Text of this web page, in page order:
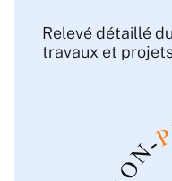
Relevé détaillé
travaux et